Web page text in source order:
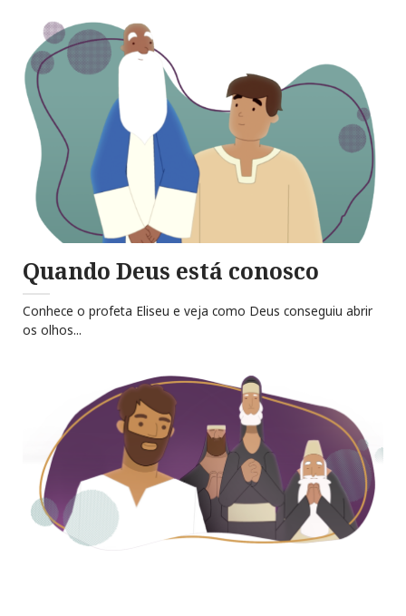
Quando Deus está conosco
Conhece o profeta Eliseu e veja como Deus conseguiu abrir
os olhos...